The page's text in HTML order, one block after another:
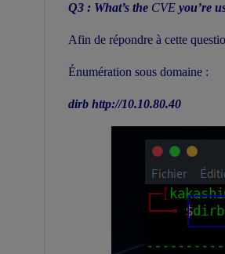
Q3 : What’s the CVE you’re
Afin de répondre à cette
Énumération sous domaine :
dirb http://10.10.80.40